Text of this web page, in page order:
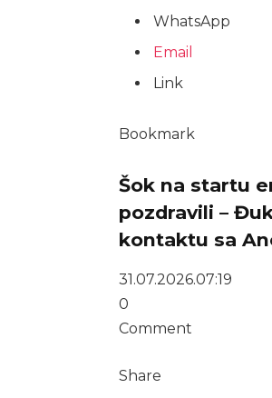
WhatsApp
Email
Link
Bookmark
Šok na startu
pozdravili –
kontaktu sa
31.07.2026.07:19
0
Comment
Share